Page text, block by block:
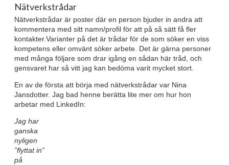
Nätverkstrådar
Nätverkstrådar är poster där en person bjuder in andra att
kommentera med sitt namn/profil för att på så sätt få fler
kontakter.Varianter på det är trådar för de som söker en viss
kompetens eller omvänt söker arbete. Det är gärna personer
med många följare som drar igång en sådan här tråd, och
gensvaret har så vitt jag kan bedöma varit mycket stort.
En av de första att börja med nätverkstrådar var Nina
Jansdotter. Jag bad henne berätta lite mer om hur hon
arbetar med LinkedIn:
Jag har
ganska
nyligen
”flyttat in”
på